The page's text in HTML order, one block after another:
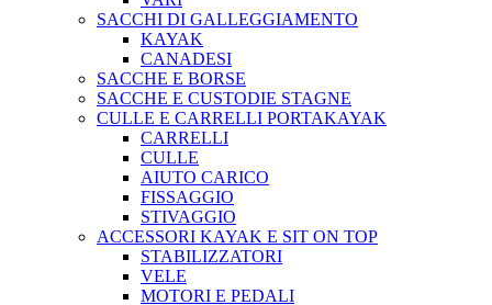
SACCHI DI GALLEGGIAMENTO
KAYAK
CANADESI
SACCHE E BORSE
SACCHE E CUSTODIE STAGNE
CULLE E CARRELLI PORTAKAYAK
CARRELLI
CULLE
AIUTO CARICO
FISSAGGIO
STIVAGGIO
ACCESSORI KAYAK E SIT ON TOP
STABILIZZATORI
VELE
MOTORI E PEDALI